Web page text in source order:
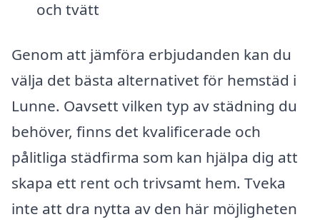
och tvätt
Genom att jämföra erbjudanden kan du
välja det bästa alternativet för hemstäd i
Lunne. Oavsett vilken typ av städning du
behöver, finns det kvalificerade och
pålitliga städfirma som kan hjälpa dig att
skapa ett rent och trivsamt hem. Tveka
inte att dra nytta av den här möjligheten